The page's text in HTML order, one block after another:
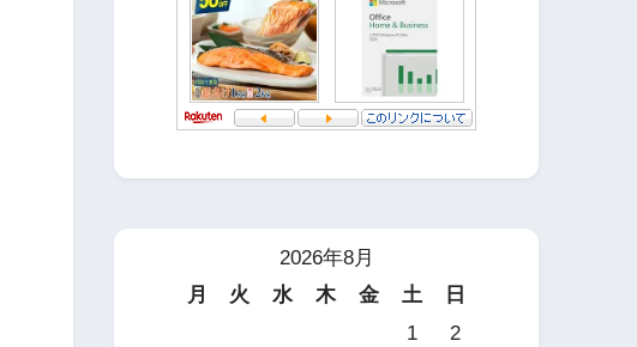
2026年8月
月
火 水 木 金 土
日
1
2